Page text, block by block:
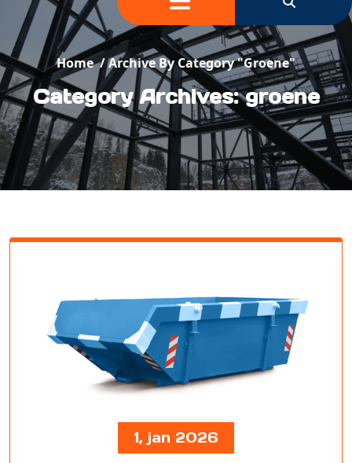
Home/Archive By Category "groene"
Category Archives: groene
1, jan 2026